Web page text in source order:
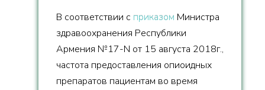
В соответствии с приказом Министра
здравоохранения Республики
Армения №17-N от 15 августа 2018г.,
частота предоставления опиоидных
препаратов пациентам во время